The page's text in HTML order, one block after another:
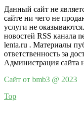
Данный сайт не
сайте ни чего не
услуги не
новостей RSS канала
lenta.ru . Материалы
ответственность за
Администрация сайта
Сайт от bmb3 @ 2023
Top